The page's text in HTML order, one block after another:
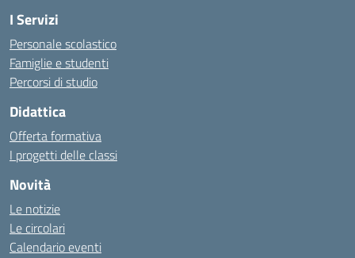
I Servizi
Personale scolastico
Famiglie e studenti
Percorsi di studio
Didattica
Offerta formativa
I progetti delle classi
Novità
Le notizie
Le circolari
Calendario eventi